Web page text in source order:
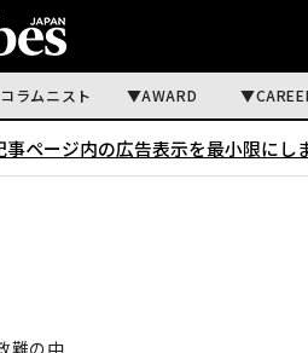
コラムニスト AWARD
事ページ内の広告表示を最小限にし